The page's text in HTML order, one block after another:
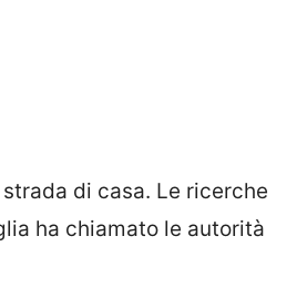
di casa. Le ricerche
ha chiamato le autorità